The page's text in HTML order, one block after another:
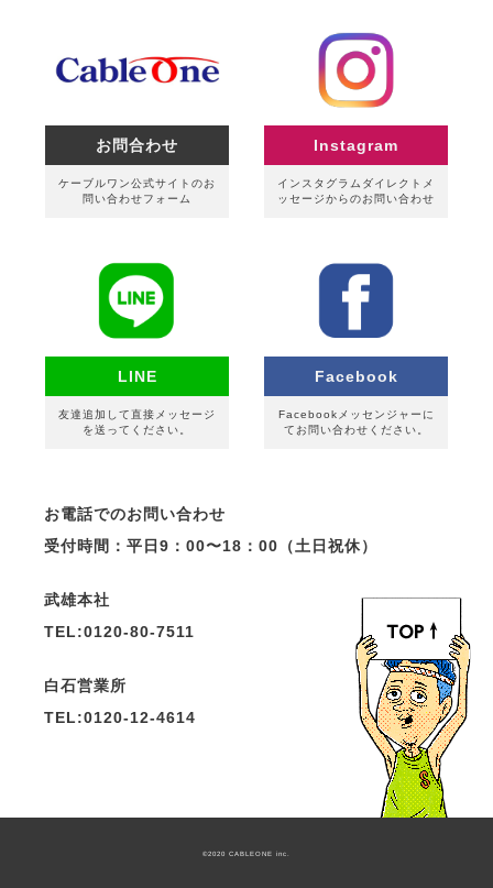
お問合わせ
ケーブルワン公式サイトのお
問い合わせフォーム
Instagram
インスタグラムダイレクトメ
ッセージからのお問い合わせ
LINE
友達追加して直接メッセージ
を送ってください。
Facebook
Facebookメッセンジャーに
てお問い合わせください。
お電話でのお問い合わせ
受付時間：平日9：00〜18：00（土日祝休）
武雄本社
TEL:0120-80-7511
白石営業所
TEL:0120-12-4614
©2020 CABLEONE inc.